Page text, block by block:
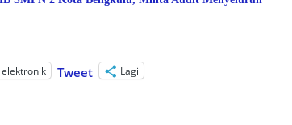
Tweet Lagi